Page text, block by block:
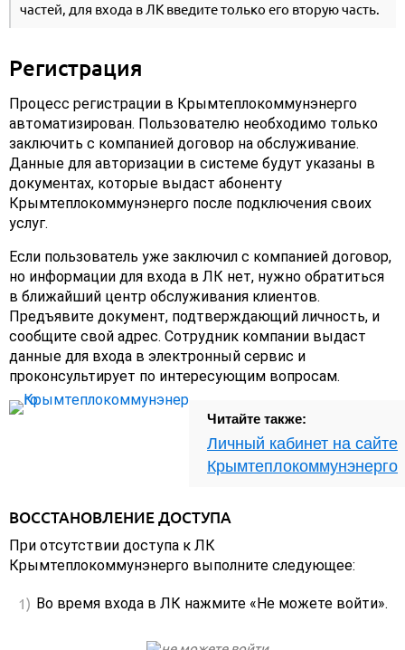
частей, для входа в ЛК введите только его вторую часть.
Регистрация
Процесс регистрации в Крымтеплокоммунэнерго
автоматизирован. Пользователю необходимо только
заключить с компанией договор на обслуживание.
Данные для авторизации в системе будут указаны в
документах, которые выдаст абоненту
Крымтеплокоммунэнерго после подключения своих
услуг.
Если пользователь уже заключил с компанией договор,
но информации для входа в ЛК нет, нужно обратиться
в ближайший центр обслуживания клиентов.
Предъявите документ, подтверждающий личность, и
сообщите свой адрес. Сотрудник компании выдаст
данные для входа в электронный сервис и
проконсультирует по интересующим вопросам.
Читайте также:
Личный кабинет на сайте
Крымтеплокоммунэнерго
ВОССТАНОВЛЕНИЕ ДОСТУПА
При отсутствии доступа к ЛК
Крымтеплокоммунэнерго выполните следующее:
Во время входа в ЛК нажмите «Не можете войти».